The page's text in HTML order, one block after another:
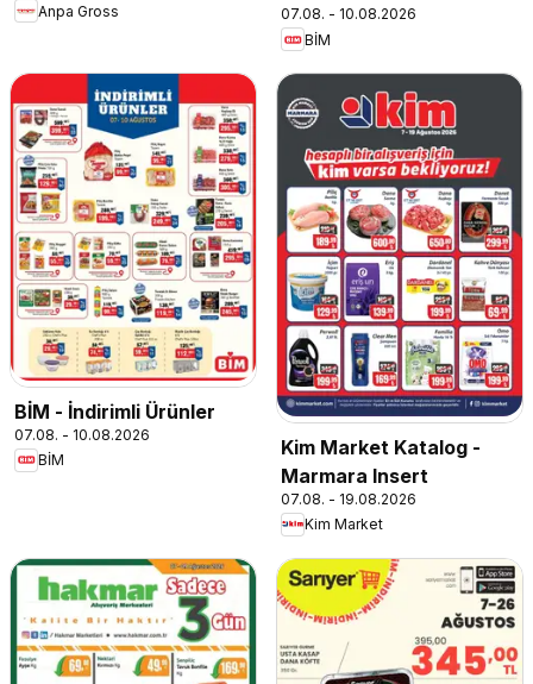
Anpa Gross
07.08. - 10.08.2026
BİM
BİM - İndirimli Ürünler
07.08. - 10.08.2026
BİM
Kim Market Katalog -
Marmara Insert
07.08. - 19.08.2026
Kim Market